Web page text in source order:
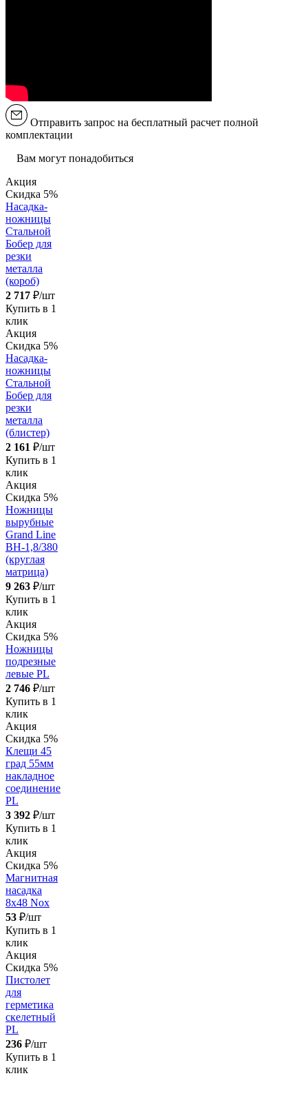
Отправить запрос на бесплатный расчет полной
комплектации
Вам могут понадобиться
Акция
Скидка 5%
Насадка-
ножницы
Стальной
Бобер для
резки
металла
(короб)
2 717 ₽/шт
Купить в 1
клик
Акция
Скидка 5%
Насадка-
ножницы
Стальной
Бобер для
резки
металла
(блистер)
2 161 ₽/шт
Купить в 1
клик
Акция
Скидка 5%
Ножницы
вырубные
Grand Line
ВН-1,8/380
(круглая
матрица)
9 263 ₽/шт
Купить в 1
клик
Акция
Скидка 5%
Ножницы
подрезные
левые PL
2 746 ₽/шт
Купить в 1
клик
Акция
Скидка 5%
Клещи 45
град 55мм
накладное
соединение
PL
3 392 ₽/шт
Купить в 1
клик
Акция
Скидка 5%
Магнитная
насадка
8х48 Nox
53 ₽/шт
Купить в 1
клик
Акция
Скидка 5%
Пистолет
для
герметика
скелетный
PL
236 ₽/шт
Купить в 1
клик